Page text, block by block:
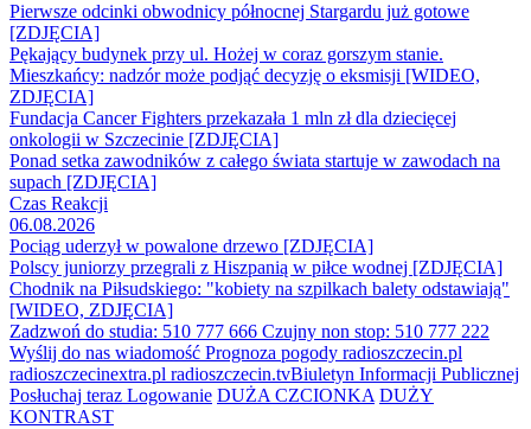
Pierwsze odcinki obwodnicy północnej Stargardu już gotowe
[ZDJĘCIA]
Pękający budynek przy ul. Hożej w coraz gorszym stanie.
Mieszkańcy: nadzór może podjąć decyzję o eksmisji [WIDEO,
ZDJĘCIA]
Fundacja Cancer Fighters przekazała 1 mln zł dla dziecięcej
onkologii w Szczecinie [ZDJĘCIA]
Ponad setka zawodników z całego świata startuje w zawodach na
supach [ZDJĘCIA]
Czas Reakcji
06.08.2026
Pociąg uderzył w powalone drzewo [ZDJĘCIA]
Polscy juniorzy przegrali z Hiszpanią w piłce wodnej [ZDJĘCIA]
Chodnik na Piłsudskiego: "kobiety na szpilkach balety odstawiają"
[WIDEO, ZDJĘCIA]
Zadzwoń do studia: 510 777 666 Czujny non stop: 510 777 222
Wyślij do nas wiadomość Prognoza pogody radioszczecin.pl
radioszczecinextra.pl radioszczecin.tvBiuletyn Informacji Publicznej
Posłuchaj teraz Logowanie DUŻA CZCIONKA DUŻY
KONTRAST